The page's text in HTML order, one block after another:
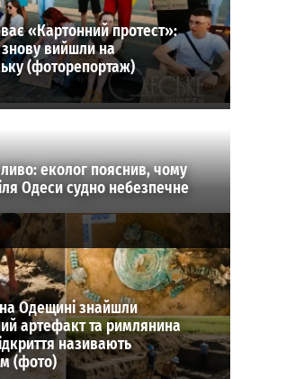
«Картонний протест»:
вийшли на
(фоторепортаж)
еколог пояснив, чому
Одеси судно небезпечне
Одещині знайшли
артефакт та римлянина
називають
(фото)